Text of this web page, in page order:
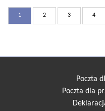
1 2 3 4
Poczta
Poczta dla